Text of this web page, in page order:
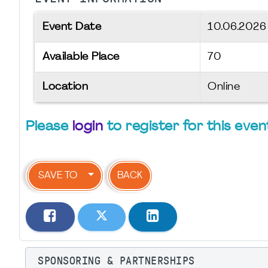
Event Date 10.06.2026
Available Place 70
Location Online
Please login to register for this
SAVE TO BACK
SPONSORING & PARTNERSHIPS